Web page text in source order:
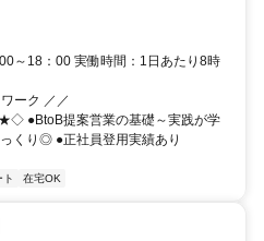
～18：00 実働時間：1日あたり8時
ーク ／／
提案営業の基礎～実践が学
くり◎ ●正社員登用実績あり
ト 在宅OK